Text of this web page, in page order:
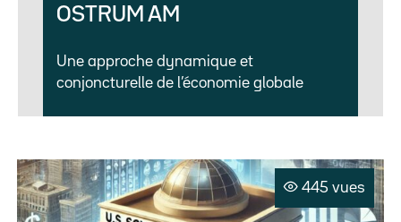
OSTRUM AM
Une approche dynamique et
conjoncturelle de l’économie globale
445 vues